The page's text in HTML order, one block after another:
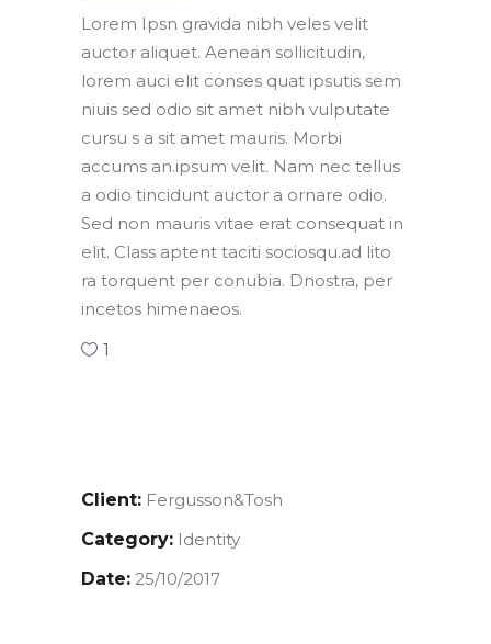
Lorem Ipsn gravida nibh veles velit
auctor aliquet. Aenean sollicitudin,
lorem auci elit conses quat ipsutis sem
niuis sed odio sit amet nibh vulputate
cursu s a sit amet mauris. Morbi
accums an.ipsum velit. Nam nec tellus
a odio tincidunt auctor a ornare odio.
Sed non mauris vitae erat consequat in
elit. Class aptent taciti sociosqu.ad lito
ra torquent per conubia. Dnostra, per
incetos himenaeos.
1
Client: Fergusson&Tosh
Category: Identity
Date: 25/10/2017